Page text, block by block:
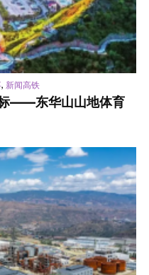
, 新闻高铁
——东华山山地体育